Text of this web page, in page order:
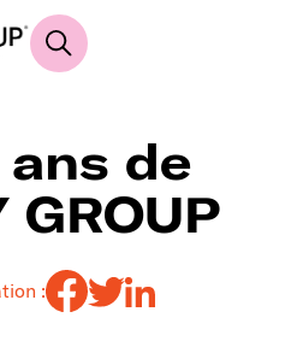
de
GROUP
: